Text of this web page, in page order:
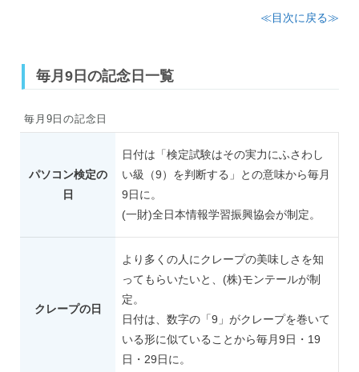
≪目次に戻る≫
毎月9日の記念日一覧
毎月9日の記念日
パソコン検定の
日
日付は「検定試験はその実力にふさわし
い級（9）を判断する」との意味から毎月
9日に。
(一財)全日本情報学習振興協会が制定。
クレープの日
より多くの人にクレープの美味しさを知
ってもらいたいと、(株)モンテールが制
定。
日付は、数字の「9」がクレープを巻いて
いる形に似ていることから毎月9日・19
日・29日に。